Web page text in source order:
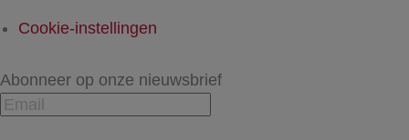
Cookie-instellingen
Abonneer op onze nieuwsbrief